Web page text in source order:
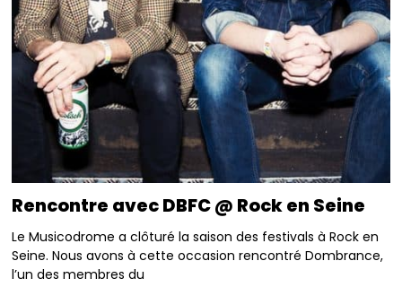
Rencontre avec DBFC @ Rock en Seine
Le Musicodrome a clôturé la saison des festivals à Rock en
Seine. Nous avons à cette occasion rencontré Dombrance,
l’un des membres du